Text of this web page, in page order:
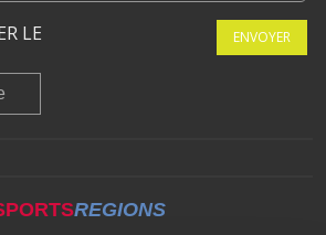
LE
ENVOYER
REGIONS